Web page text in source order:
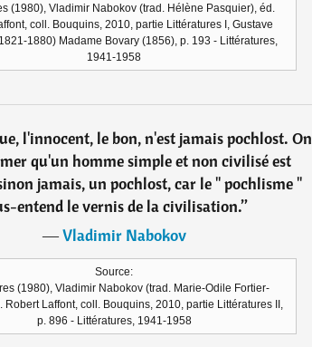
(1980), Vladimir Nabokov (trad. Hélène Pasquier), éd.
coll. Bouquins, 2010, partie Littératures I, Gustave
1880) Madame Bovary (1856), p. 193 - Littératures,
1941-1958
l'innocent, le bon, n'est jamais pochlost. On
qu'un homme simple et non civilisé est
jamais, un pochlost, car le " pochlisme "
entend le vernis de la civilisation.”
―Vladimir Nabokov
Source:
(1980), Vladimir Nabokov (trad. Marie-Odile Fortier-
Robert Laffont, coll. Bouquins, 2010, partie Littératures II,
p. 896 - Littératures, 1941-1958